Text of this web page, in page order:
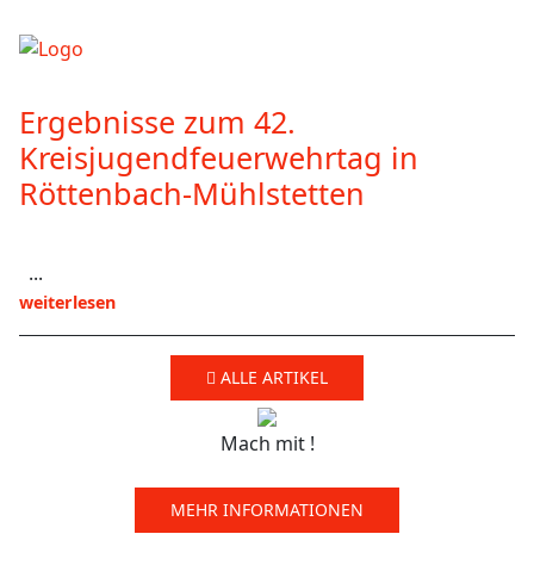
Ergebnisse zum 42.
Kreisjugendfeuerwehrtag in
Röttenbach-Mühlstetten
...
weiterlesen
ALLE ARTIKEL
Mach mit !
MEHR INFORMATIONEN